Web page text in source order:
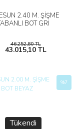
2.40 M. ŞİŞME
BOT GRİ
46.252,80 TL
43.015,10 TL
Tükendi
%7